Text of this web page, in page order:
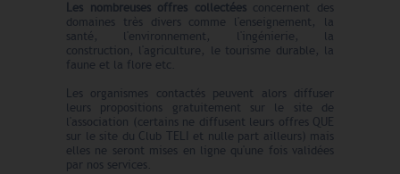
Les nombreuses offres collectéesconcernent des
domaines très divers comme l'enseignement, la
santé, l'environnement, l'ingénierie, la
construction, l'agriculture, le tourisme durable, la
faune et la flore etc.
Les organismes contactés peuvent alors diffuser
leurs propositions gratuitement sur le site de
l'association (certains ne diffusent leurs offres QUE
sur le site du Club TELI et nulle part ailleurs) mais
elles ne seront mises en ligne qu'une fois validées
par nos services.